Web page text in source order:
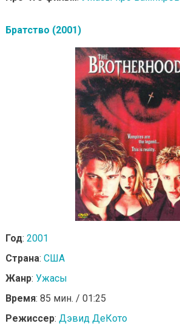
Братство (2001)
Год: 2001
Страна: США
Жанр: Ужасы
Время: 85 мин. / 01:25
Режиссер: Дэвид ДеКото